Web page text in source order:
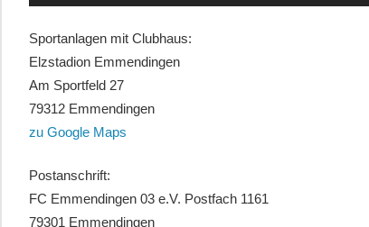
Sportanlagen mit Clubhaus:
Elzstadion Emmendingen
Am Sportfeld 27
79312 Emmendingen
zu Google Maps
Postanschrift:
FC Emmendingen 03 e.V. Postfach 1161
79301 Emmendingen